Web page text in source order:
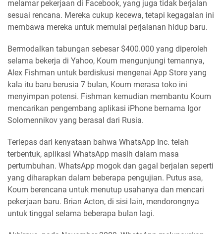
melamar pekerjaan di Facebook, yang juga tidak berjalan
sesuai rencana. Mereka cukup kecewa, tetapi kegagalan ini
membawa mereka untuk memulai perjalanan hidup baru.
Bermodalkan tabungan sebesar $400.000 yang diperoleh
selama bekerja di Yahoo, Koum mengunjungi temannya,
Alex Fishman untuk berdiskusi mengenai App Store yang
kala itu baru berusia 7 bulan, Koum merasa toko ini
menyimpan potensi. Fishman kemudian membantu Koum
mencarikan pengembang aplikasi iPhone bernama Igor
Solomennikov yang berasal dari Rusia.
Terlepas dari kenyataan bahwa WhatsApp Inc. telah
terbentuk, aplikasi WhatsApp masih dalam masa
pertumbuhan. WhatsApp mogok dan gagal berjalan seperti
yang diharapkan dalam beberapa pengujian. Putus asa,
Koum berencana untuk menutup usahanya dan mencari
pekerjaan baru. Brian Acton, di sisi lain, mendorongnya
untuk tinggal selama beberapa bulan lagi.